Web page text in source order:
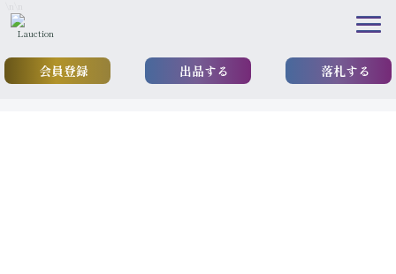
会員登録 出品する 落札する